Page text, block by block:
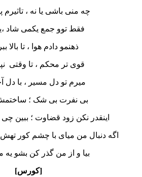
چه منی باشی یا نه ، تاثیرم پاینده
فقط توو جمع یکمی شاد ،یکمی غم
ذهنمو دادم هوا ، تا بالا ببره فهم
قوی تر محکم ، تا وقتی نپاشه سم
میرم تو دل مسیر ، با دل آخر برسم
بی نفرت بی شک ؛ ساختمش بی
اینقدر نکن زود قضاوت ؛ ببین چی میشه
دنبال من میای با چشم کور تهش میشی
بیا و از من گذر کن بشو یه موجود